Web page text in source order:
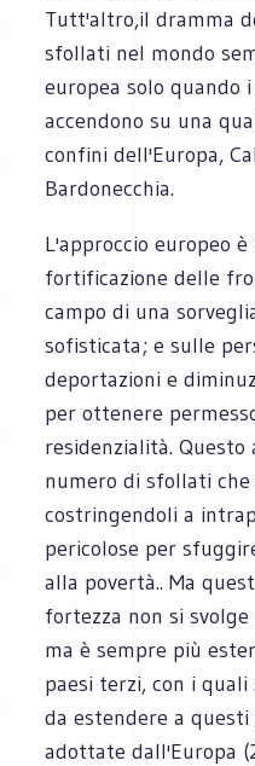
Tutt'altro,il dramma
sfollati nel mondo
europea solo
accendono su una
confini dell'Europa,
Bardonecchia.
L'approccio europeo
fortificazione delle
campo di una
sofisticata; e sulle
deportazioni e
per ottenere
residenzialità.
numero di sfollati
costringendoli a
pericolose per
alla povertà.. Ma
fortezza non si
ma è sempre più
paesi terzi, con i
da estendere a
adottate dall'Europa